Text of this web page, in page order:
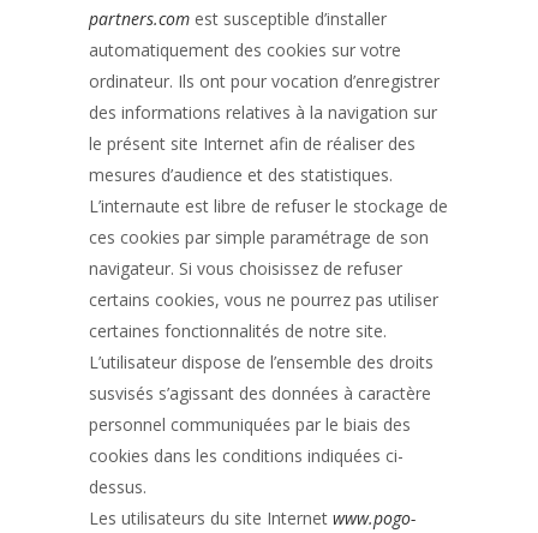
partners.com est susceptible d’installer
automatiquement des cookies sur votre
ordinateur. Ils ont pour vocation d’enregistrer
des informations relatives à la navigation sur
le présent site Internet afin de réaliser des
mesures d’audience et des statistiques.
L’internaute est libre de refuser le stockage de
ces cookies par simple paramétrage de son
navigateur. Si vous choisissez de refuser
certains cookies, vous ne pourrez pas utiliser
certaines fonctionnalités de notre site.
L’utilisateur dispose de l’ensemble des droits
susvisés s’agissant des données à caractère
personnel communiquées par le biais des
cookies dans les conditions indiquées ci-
dessus.
Les utilisateurs du site Internet www.pogo-